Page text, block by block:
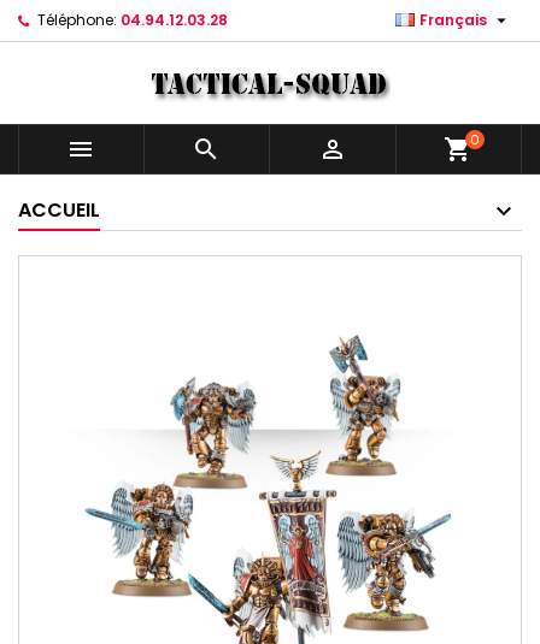
Téléphone: 04.94.12.03.28 Français 
   shopping_cart0
ACCUEIL